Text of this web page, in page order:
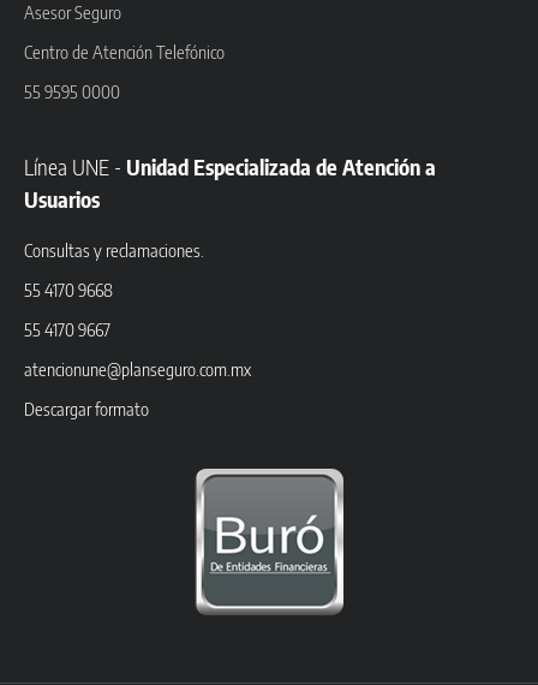
Asesor Seguro
Centro de Atención Telefónico
55 9595 0000
Línea UNE - Unidad Especializada de Atención a
Usuarios
Consultas y reclamaciones.
55 4170 9668
55 4170 9667
atencionune@planseguro.com.mx
Descargar formato